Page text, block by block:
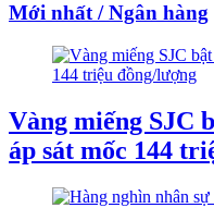
Mới nhất / Ngân hàng
Vàng miếng SJC
áp sát mốc 144